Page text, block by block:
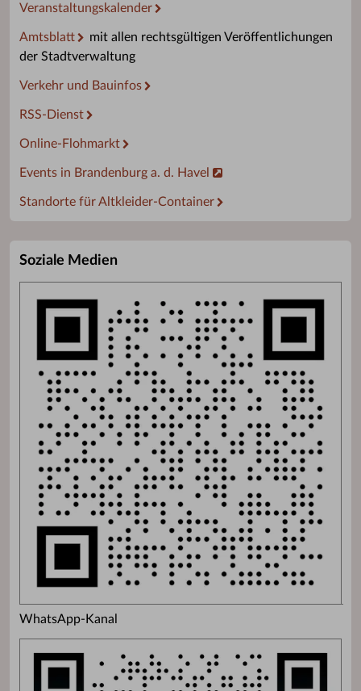
Veranstaltungskalender
Amtsblatt
mit allen rechtsgültigen Veröffentlichungen
der Stadtverwaltung
Verkehr und Bauinfos
RSS-Dienst
Online-Flohmarkt
Events in Brandenburg a. d. Havel
Standorte für Altkleider-Container
Soziale Medien
WhatsApp-Kanal